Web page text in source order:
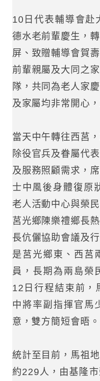
10日代表輔導會赴
德水老前輩慶生，
屏、致贈輔導會賀
前輩親屬及大同之
隊，共同為老人家
及家屬均非常開心
當天中午轉往西莒
除役官兵及眷屬代
及服務照顧需求，
士中風後身體復原
老人活動中心與榮
莒光鄉陳樂禮鄉長
長伉儷協助會議及
是莒光鄉東、西莒
員，長期為兩島榮
12日行程結束前，
中將率副指揮官馬
意，雙方簡短會晤。
統計至目前，馬祖
約229人，由基隆